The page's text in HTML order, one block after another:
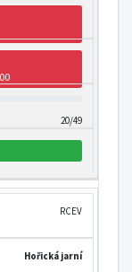
20/49
RCEV
Hořická jarní